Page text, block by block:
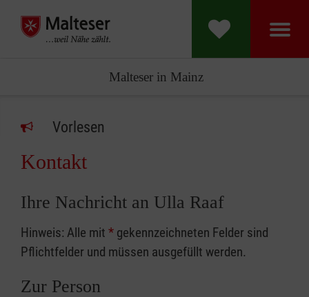
Malteser in Mainz
Vorlesen
Kontakt
Ihre Nachricht an Ulla Raaf
Hinweis: Alle mit * gekennzeichneten Felder sind
Pflichtfelder und müssen ausgefüllt werden.
Zur Person